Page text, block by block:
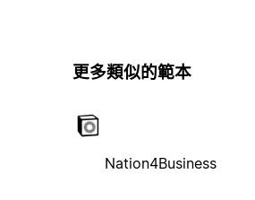
更多類似的範本
Nation4Business